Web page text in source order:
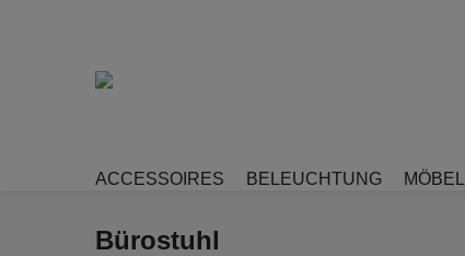
ACCESSOIRES BELEUCHTUNG MÖBEL
Bürostuhl